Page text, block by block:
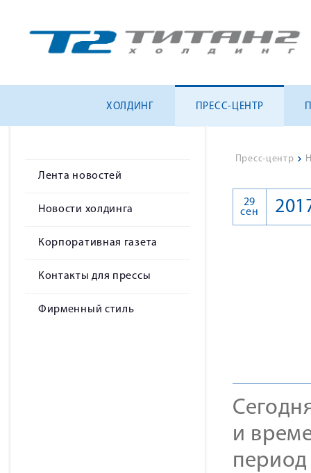
ХОЛДИНГ ПРЕСС-ЦЕНТР
Лента новостей
Новости холдинга
Корпоративная газета
Контакты для прессы
Фирменный стиль
Пресс-центр >
29
сен
и
период